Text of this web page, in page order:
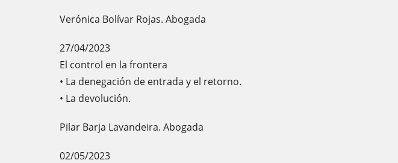
Verónica Bolívar Rojas. Abogada
27/04/2023
El control en la frontera
• La denegación de entrada y el retorno.
• La devolución.
Pilar Barja Lavandeira. Abogada
02/05/2023